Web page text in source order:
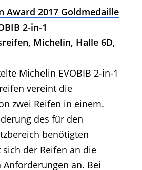
Award 2017 Goldmedaille
2-in-1
Michelin, Halle 6D,
Michelin EVOBIB 2-in-1
vereint die
zwei Reifen in einem.
des für den
benötigten
der Reifen an die
an. Bei